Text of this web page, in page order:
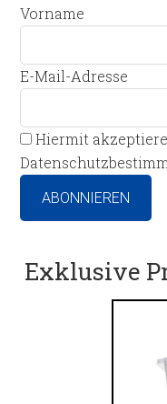
Vorname
E-Mail-Adresse
Hiermit
Exklusive